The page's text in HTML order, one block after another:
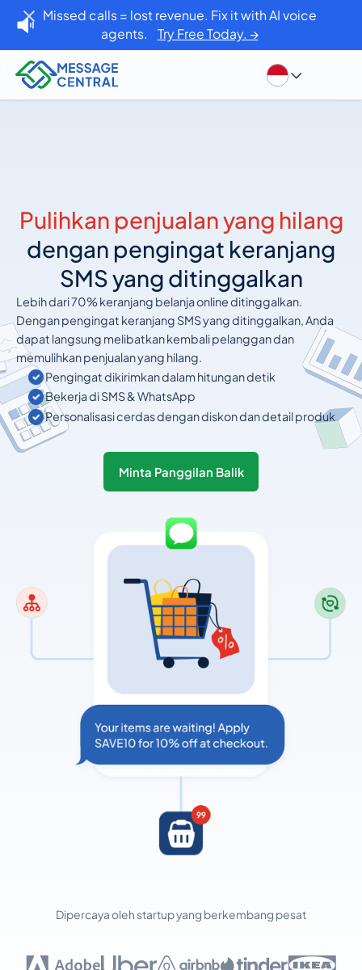
Missed calls = lost revenue. Fix it with AI voice
agents. Try Free Today. →
Pulihkan penjualan yang hilang
dengan pengingat keranjang
SMS yang ditinggalkan
Lebih dari 70% keranjang belanja online ditinggalkan.
Dengan pengingat keranjang SMS yang ditinggalkan, Anda
dapat langsung melibatkan kembali pelanggan dan
memulihkan penjualan yang hilang.
Pengingat dikirimkan dalam hitungan detik
Bekerja di SMS & WhatsApp
Personalisasi cerdas dengan diskon dan detail produk
Minta Panggilan Balik
Dipercaya oleh startup yang berkembang pesat